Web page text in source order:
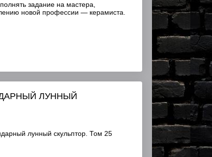
задание на мастера,
новой профессии — керамиста.
ЛУННЫЙ
лунный скульптор. Том 25